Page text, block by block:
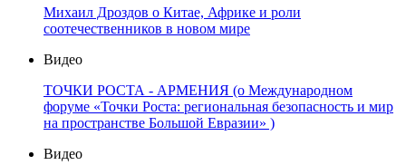
Михаил Дроздов о Китае, Африке и роли
соотечественников в новом мире
Видео
ТОЧКИ РОСТА - АРМЕНИЯ (о Международном
форуме «Точки Роста: региональная безопасность и мир
на пространстве Большой Евразии» )
Видео